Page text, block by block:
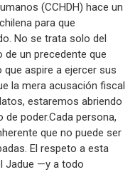
(CCHDH) hace un
para que
No se trata solo del
de un precedente que
aspire a ejercer sus
la mera acusación fiscal
estaremos abriendo
de poder.Cada persona,
que no puede ser
El respeto a esta
Jadue —y a todo